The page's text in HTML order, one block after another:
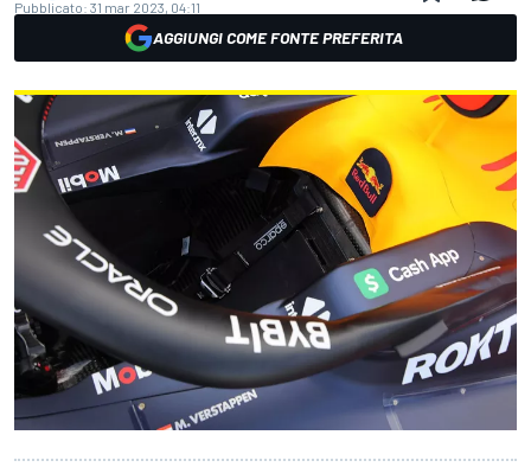
Pubblicato: 31 mar 2023, 04:11
AGGIUNGI COME FONTE PREFERITA